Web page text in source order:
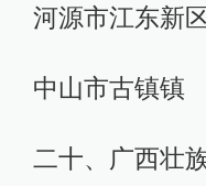
河源市江东新
中山市古镇镇
二十、广西壮